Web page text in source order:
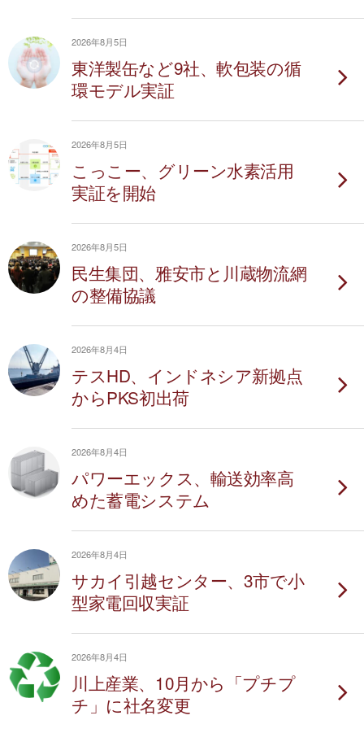
2026年8月5日
東洋製缶など9社、軟包装の循
環モデル実証
2026年8月5日
こっこー、グリーン水素活用
実証を開始
2026年8月5日
民生集団、雅安市と川蔵物流網
の整備協議
2026年8月4日
テスHD、インドネシア新拠点
からPKS初出荷
2026年8月4日
パワーエックス、輸送効率高
めた蓄電システム
2026年8月4日
サカイ引越センター、3市で小
型家電回収実証
2026年8月4日
川上産業、10月から「プチプ
チ」に社名変更